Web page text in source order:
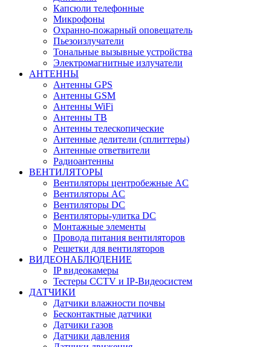
Капсюли телефонные
Микрофоны
Охранно-пожарный оповещатель
Пьезоизлучатели
Тональные вызывные устройства
Электромагнитные излучатели
АНТЕННЫ
Антенны GPS
Антенны GSM
Антенны WiFi
Антенны ТВ
Антенны телескопические
Антенные делители (сплиттеры)
Антенные ответвители
Радиоантенны
ВЕНТИЛЯТОРЫ
Вентиляторы центробежные AC
Вентиляторы AC
Вентиляторы DC
Вентиляторы-улитка DC
Монтажные элементы
Провода питания вентиляторов
Решетки для вентиляторов
ВИДЕОНАБЛЮДЕНИЕ
IP видеокамеры
Тестеры CCTV и IP-Видеосистем
ДАТЧИКИ
Датчики влажности почвы
Бесконтактные датчики
Датчики газов
Датчики давления